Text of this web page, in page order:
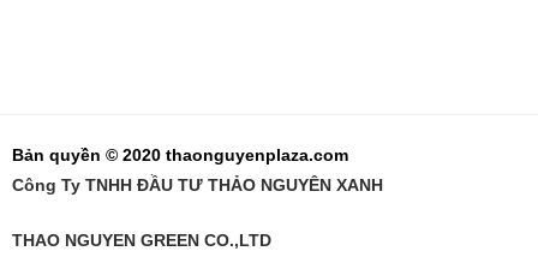
Bản quyền © 2020 thaonguyenplaza.com
Công Ty TNHH ĐẦU TƯ THẢO NGUYÊN XANH
THAO NGUYEN GREEN CO.,LTD